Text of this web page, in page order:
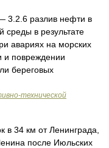
3.2.6 разлив нефти в
среды в результате
авариях на морских
и повреждении
береговых
технической
в 34 км от Ленинграда,
после Июльских